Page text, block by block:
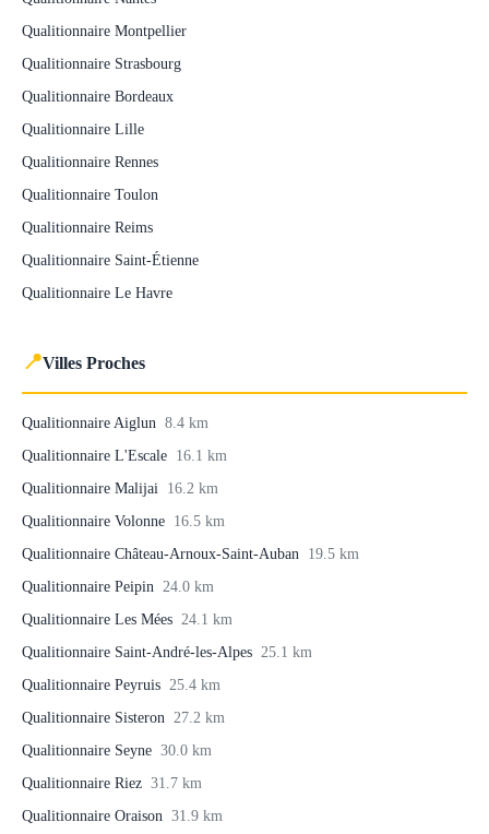
Qualitionnaire Montpellier
Qualitionnaire Strasbourg
Qualitionnaire Bordeaux
Qualitionnaire Lille
Qualitionnaire Rennes
Qualitionnaire Toulon
Qualitionnaire Reims
Qualitionnaire Saint-Étienne
Qualitionnaire Le Havre
📍Villes Proches
Qualitionnaire Aiglun 8.4 km
Qualitionnaire L'Escale 16.1 km
Qualitionnaire Malijai 16.2 km
Qualitionnaire Volonne 16.5 km
Qualitionnaire Château-Arnoux-Saint-Auban 19.5 km
Qualitionnaire Peipin 24.0 km
Qualitionnaire Les Mées 24.1 km
Qualitionnaire Saint-André-les-Alpes 25.1 km
Qualitionnaire Peyruis 25.4 km
Qualitionnaire Sisteron 27.2 km
Qualitionnaire Seyne 30.0 km
Qualitionnaire Riez 31.7 km
Qualitionnaire Oraison 31.9 km